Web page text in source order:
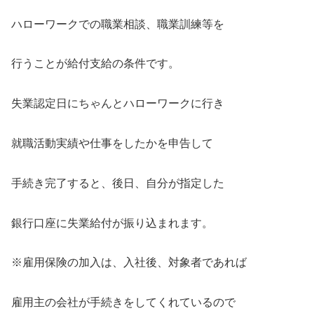
ハローワークでの職業相談、職業訓練等を
行うことが給付支給の条件です。
失業認定日にちゃんとハローワークに行き
就職活動実績や仕事をしたかを申告して
手続き完了すると、後日、自分が指定した
銀行口座に失業給付が振り込まれます。
※雇用保険の加入は、入社後、対象者であれば
雇用主の会社が手続きをしてくれているので